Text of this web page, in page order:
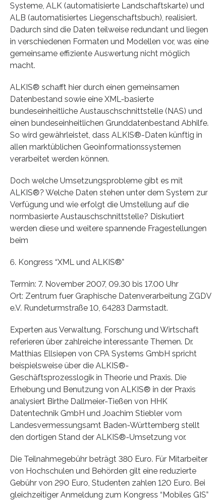
Systeme, ALK (automatisierte Landschaftskarte) und
ALB (automatisiertes Liegenschaftsbuch), realisiert.
Dadurch sind die Daten teilweise redundant und liegen
in verschiedenen Formaten und Modellen vor, was eine
gemeinsame effiziente Auswertung nicht möglich
macht.
ALKIS® schafft hier durch einen gemeinsamen
Datenbestand sowie eine XML-basierte
bundeseinheitliche Austauschschnittstelle (NAS) und
einen bundeseinheitlichen Grunddatenbestand Abhilfe.
So wird gewährleistet, dass ALKIS®-Daten künftig in
allen marktüblichen Geoinformationssystemen
verarbeitet werden können.
Doch welche Umsetzungsprobleme gibt es mit
ALKIS®? Welche Daten stehen unter dem System zur
Verfügung und wie erfolgt die Umstellung auf die
normbasierte Austauschschnittstelle? Diskutiert
werden diese und weitere spannende Fragestellungen
beim
6. Kongress “XML und ALKIS®”
Termin: 7. November 2007, 09.30 bis 17.00 Uhr
Ort: Zentrum fuer Graphische Datenverarbeitung ZGDV
e.V. Rundeturmstraße 10, 64283 Darmstadt.
Experten aus Verwaltung, Forschung und Wirtschaft
referieren über zahlreiche interessante Themen. Dr.
Matthias Ellsiepen von CPA Systems GmbH spricht
beispielsweise über die ALKIS®-
Geschäftsprozesslogik in Theorie und Praxis. Die
Erhebung und Benutzung von ALKIS® in der Praxis
analysiert Birthe Dallmeier-Tießen von HHK
Datentechnik GmbH und Joachim Stiebler vom
Landesvermessungsamt Baden-Württemberg stellt
den dortigen Stand der ALKIS®-Umsetzung vor.
Die Teilnahmegebühr beträgt 380 Euro. Für Mitarbeiter
von Hochschulen und Behörden gilt eine reduzierte
Gebühr von 290 Euro, Studenten zahlen 120 Euro. Bei
gleichzeitiger Anmeldung zum Kongress “Mobiles GIS”